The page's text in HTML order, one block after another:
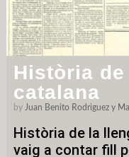
Història
catalana
by Juan Benito Rodriguez y
Història de la
vaig a contar fill